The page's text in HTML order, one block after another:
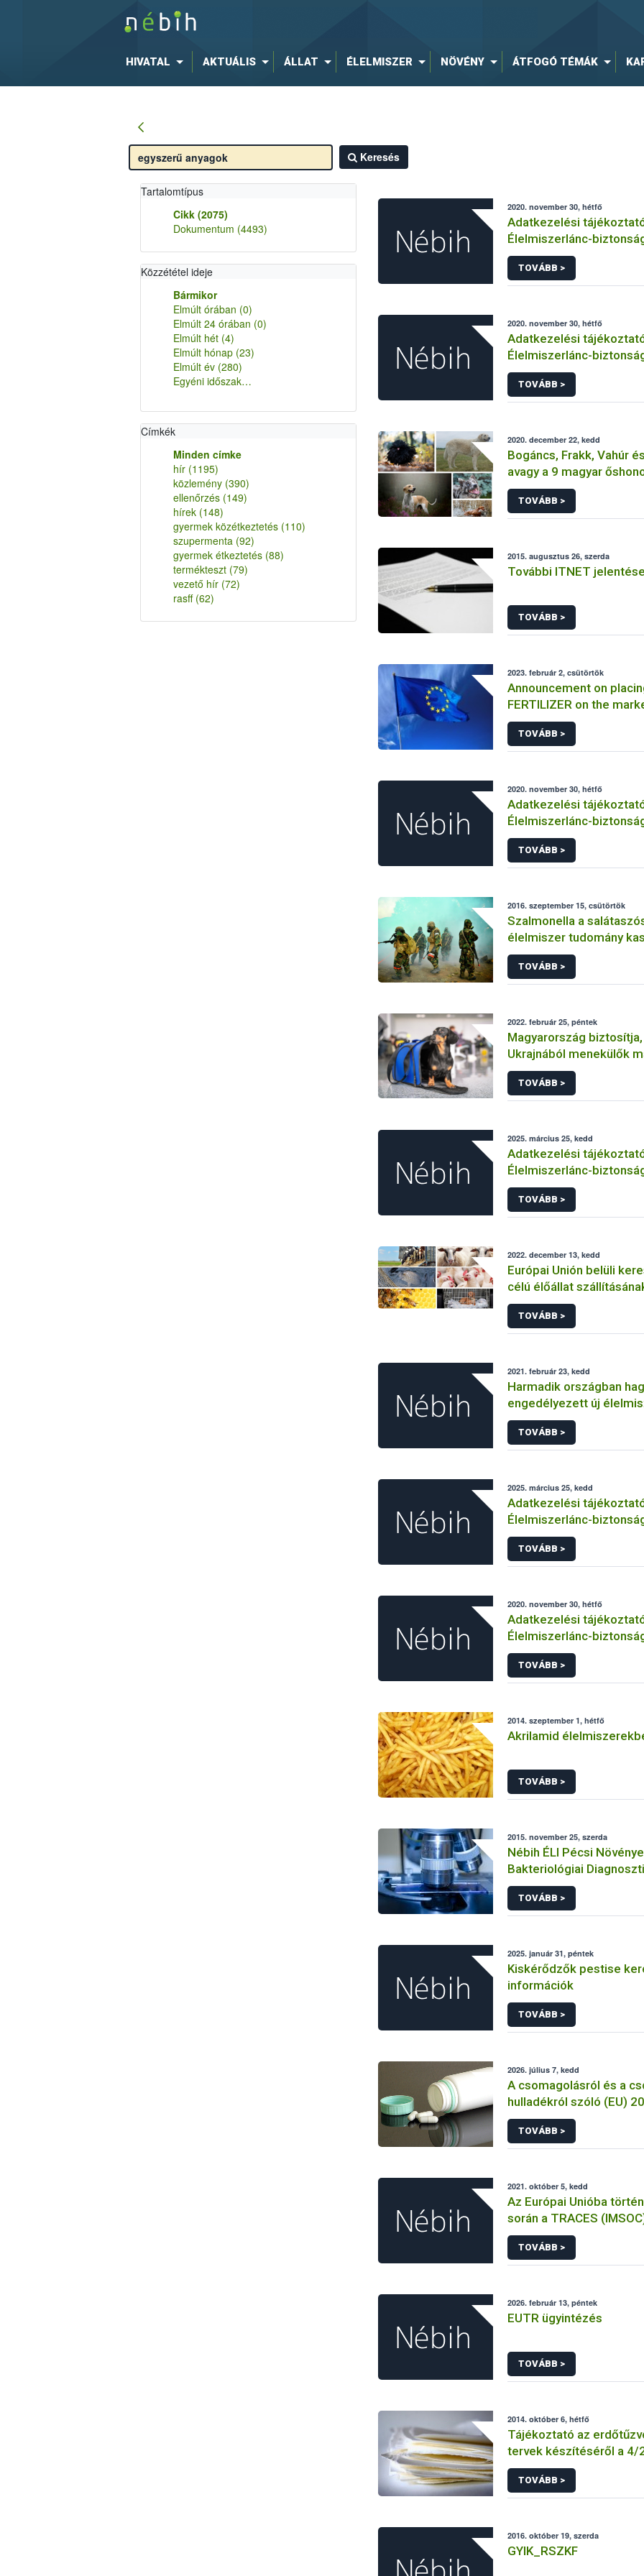
HIVATAL AKTUÁLIS ÁLLAT ÉLELMISZER NÖVÉNY ÁTFOGÓ TÉMÁK
Keresés
Tartalomtípus
Cikk (2075)
Dokumentum (4493)
Közzététel ideje
Bármikor
Elmúlt órában (0)
Elmúlt 24 órában (0)
Elmúlt hét (4)
Elmúlt hónap (23)
Elmúlt év (280)
Egyéni időszak…
Címkék
Minden címke
hír (1195)
közlemény (390)
ellenőrzés (149)
hírek (148)
gyermek közétkeztetés (110)
szupermenta (92)
gyermek étkeztetés (88)
termékteszt (79)
vezető hír (72)
rasff (62)
2020. november 30, hétfő
Adatkezelési
Élelmiszerlánc-
hírlevelére történő
kapcsolódó
vonatkozásában
TOVÁBB >
2020. november 30, hétfő
Adatkezelési
Élelmiszerlánc-
Hivatal
érintetti jogok
összefüggő
TOVÁBB >
2020. december 22, kedd
Bogáncs, Frakk, Vahúr
avagy a 9 magyar
TOVÁBB >
2015. augusztus 26, szerda
További ITNET
TOVÁBB >
2023. február 2, csütörtök
Announcement on
FERTILIZER on the
Information on the
FERTILIZER and the
certificate
TOVÁBB >
2020. november 30, hétfő
Adatkezelési
Élelmiszerlánc-
elkülönített visszaélés-
rendszerhez kapcsolódó
adatkezeléséhez
TOVÁBB >
2016. szeptember 15, csütörtök
Szalmonella a
élelmiszer tudomány
bioterrorizmus terror
TOVÁBB >
2022. február 25, péntek
Magyarország biztosítja,
Ukrajnából menekülők
hozhassák társállataikat
TOVÁBB >
2025. március 25, kedd
Adatkezelési
Élelmiszerlánc-
felnőttképzési
kapcsolódó
TOVÁBB >
2022. december 13, kedd
Európai Unión belüli
célú élőállat
állategészségügyi
TOVÁBB >
2021. február 23, kedd
Harmadik országban
engedélyezett új
Európai Unióban
TOVÁBB >
2025. március 25, kedd
Adatkezelési
Élelmiszerlánc-
Ügyfélprofil
tevékenység
közhatalmi eljárásaihoz
TOVÁBB >
2020. november 30, hétfő
Adatkezelési
Élelmiszerlánc-
panaszok és közérdekű
kezeléséhez kapcsolódó
adatkezeléséhez
TOVÁBB >
2014. szeptember 1, hétfő
Akrilamid
TOVÁBB >
2015. november 25, szerda
Nébih ÉLI Pécsi
Bakteriológiai
Referencia Laboratórium
TOVÁBB >
2025. január 31, péntek
Kiskérődzők pestise
információk
TOVÁBB >
2026. július 7, kedd
A csomagolásról és a
hulladékról szóló (EU)
rendelet és a fogyasztók
élelmiszerekkel
tájékoztatásáról szóló
összehangolásáról szóló AÉM –
Nébih szakmai álláspont
TOVÁBB >
2021. október 5, kedd
Az Európai Unióba
során a TRACES
rendszerben kiállított
Egészségügyi
KEBO-D (angolul:
TOVÁBB >
2026. február 13, péntek
EUTR ügyintézés
TOVÁBB >
2014. október 6, hétfő
Tájékoztató az
tervek készítéséről a 4/
ÖM rendelet előírásai
TOVÁBB >
2016. október 19, szerda
GYIK_RSZKF